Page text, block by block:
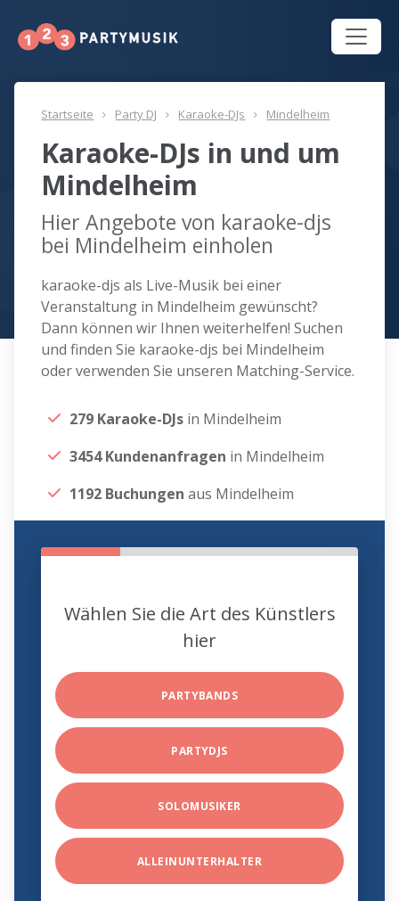
Startseite Party DJ Karaoke-DJs Mindelheim
Karaoke-DJs in und um
Mindelheim
Hier Angebote von karaoke-djs
bei Mindelheim einholen
karaoke-djs als Live-Musik bei einer
Veranstaltung in Mindelheim gewünscht?
Dann können wir Ihnen weiterhelfen! Suchen
und finden Sie karaoke-djs bei Mindelheim
oder verwenden Sie unseren Matching-Service.
279 Karaoke-DJs in Mindelheim
3454 Kundenanfragen in Mindelheim
1192 Buchungen aus Mindelheim
Wählen Sie die Art des Künstlers
hier
PARTYBANDS
PARTYDJS
SOLOMUSIKER
ALLEINUNTERHALTER